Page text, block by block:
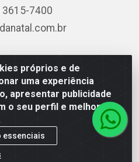
próprios e de
uma experiência
apresentar publicidade
o seu perfil e melhorar a
essenciais
3615-7400
Abel Cabral, 1090 - Nova
- CEP 59.151-250 - CNPJ
0001-11